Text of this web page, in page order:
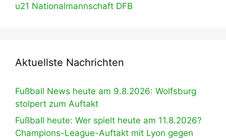
u21 Nationalmannschaft DFB
Aktuellste Nachrichten
Fußball News heute am 9.8.2026: Wolfsburg
stolpert zum Auftakt
Fußball heute: Wer spielt heute am 11.8.2026?
Champions-League-Auftakt mit Lyon gegen